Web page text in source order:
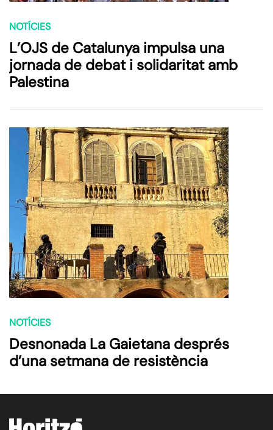
NOTÍCIES
L’OJS de Catalunya impulsa una
jornada de debat i solidaritat amb
Palestina
NOTÍCIES
Desnonada La Gaietana després
d’una setmana de resistència